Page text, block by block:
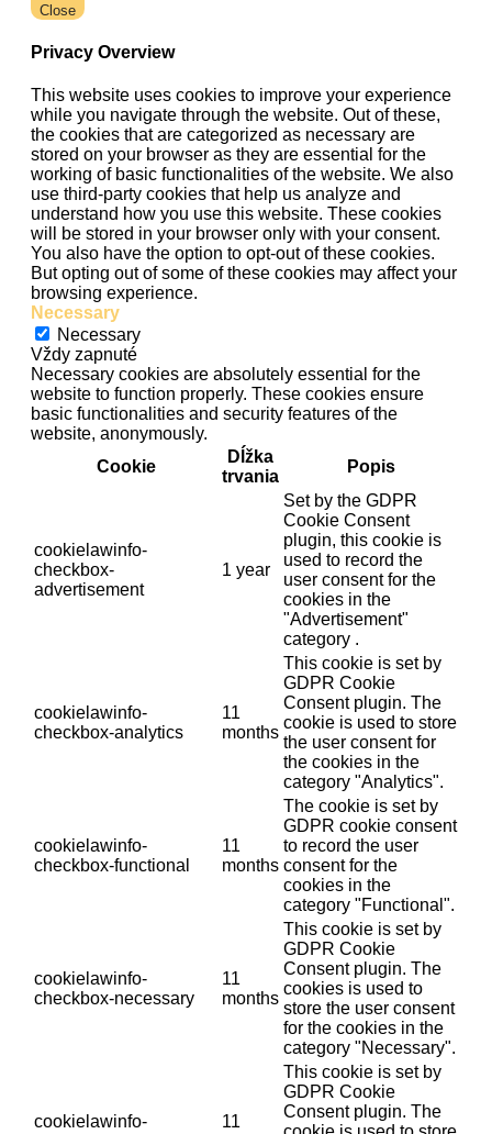
Close
Privacy Overview
This website uses cookies to improve your experience
while you navigate through the website. Out of these,
the cookies that are categorized as necessary are
stored on your browser as they are essential for the
working of basic functionalities of the website. We also
use third-party cookies that help us analyze and
understand how you use this website. These cookies
will be stored in your browser only with your consent.
You also have the option to opt-out of these cookies.
But opting out of some of these cookies may affect your
browsing experience.
Necessary
Necessary
Vždy zapnuté
Necessary cookies are absolutely essential for the
website to function properly. These cookies ensure
basic functionalities and security features of the
website, anonymously.
Cookie
Dĺžka
trvania
Popis
cookielawinfo-
checkbox-
advertisement
1 year
Set by the GDPR
Cookie Consent
plugin, this cookie is
used to record the
user consent for the
cookies in the
"Advertisement"
category .
cookielawinfo-
checkbox-analytics
11
months
This cookie is set by
GDPR Cookie
Consent plugin. The
cookie is used to store
the user consent for
the cookies in the
category "Analytics".
cookielawinfo-
checkbox-functional
11
months
The cookie is set by
GDPR cookie consent
to record the user
consent for the
cookies in the
category "Functional".
cookielawinfo-
checkbox-necessary
11
months
This cookie is set by
GDPR Cookie
Consent plugin. The
cookies is used to
store the user consent
for the cookies in the
category "Necessary".
cookielawinfo-
11
This cookie is set by
GDPR Cookie
Consent plugin. The